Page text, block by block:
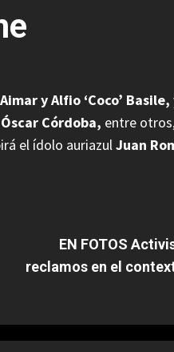
y Alfio ‘Coco’ Basile,
Córdoba, entre
el ídolo auriazulJuan
EN FOTOS
reclamos en el